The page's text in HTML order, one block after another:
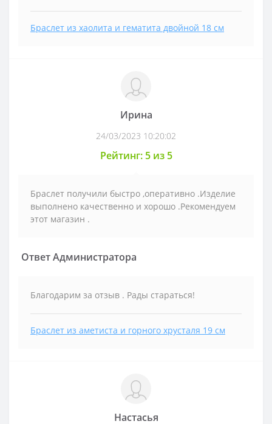
Браслет из хаолита и гематита двойной 18 см
Ирина
24/03/2023 10:20:02
Рейтинг: 5 из 5
Браслет получили быстро ,оперативно .Изделие
выполнено качественно и хорошо .Рекомендуем
этот магазин .
Ответ Администратора
Благодарим за отзыв . Рады стараться!
Браслет из аметиста и горного хрусталя 19 см
Настасья